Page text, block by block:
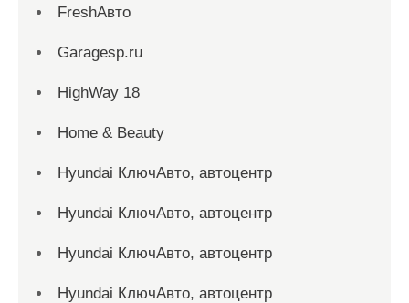
FreshАвто
Garagesp.ru
HighWay 18
Home & Beauty
Hyundai КлючАвто, автоцентр
Hyundai КлючАвто, автоцентр
Hyundai КлючАвто, автоцентр
Hyundai КлючАвто, автоцентр